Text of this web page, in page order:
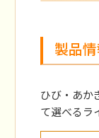
製品
ひび・あか
て選べるラ